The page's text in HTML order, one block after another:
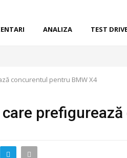
ANALIZA TEST
concurentul pentru BMW X4